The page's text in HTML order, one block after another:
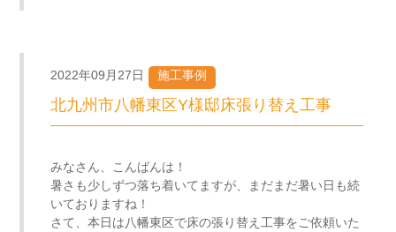
2022年09月27日 施工事例
北九州市八幡東区Y様邸床張り替え工事
みなさん、こんばんは！
暑さも少しずつ落ち着いてますが、まだまだ暑い日も続
いておりますね！
さて、本日は八幡東区で床の張り替え工事をご依頼いた